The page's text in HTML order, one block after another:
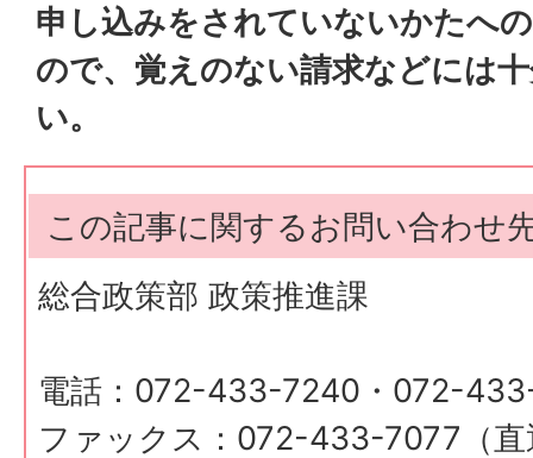
申し込みをされていないかたへ
ので、覚えのない請求などには
い。
この記事に関するお問い合わせ
総合政策部 政策推進課
電話：072-433-7240・072-
ファックス：072-433-7077（直